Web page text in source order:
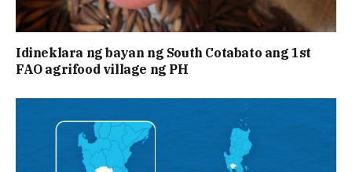
Idineklara ng bayan ng South Cotabato ang 1st
FAO agrifood village ng PH